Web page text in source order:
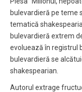
bulevardieră pe teme
tematică
bulevardieră extrem
evoluează în registrul
bulevardieră se
shakespearian.
Autorul extrage